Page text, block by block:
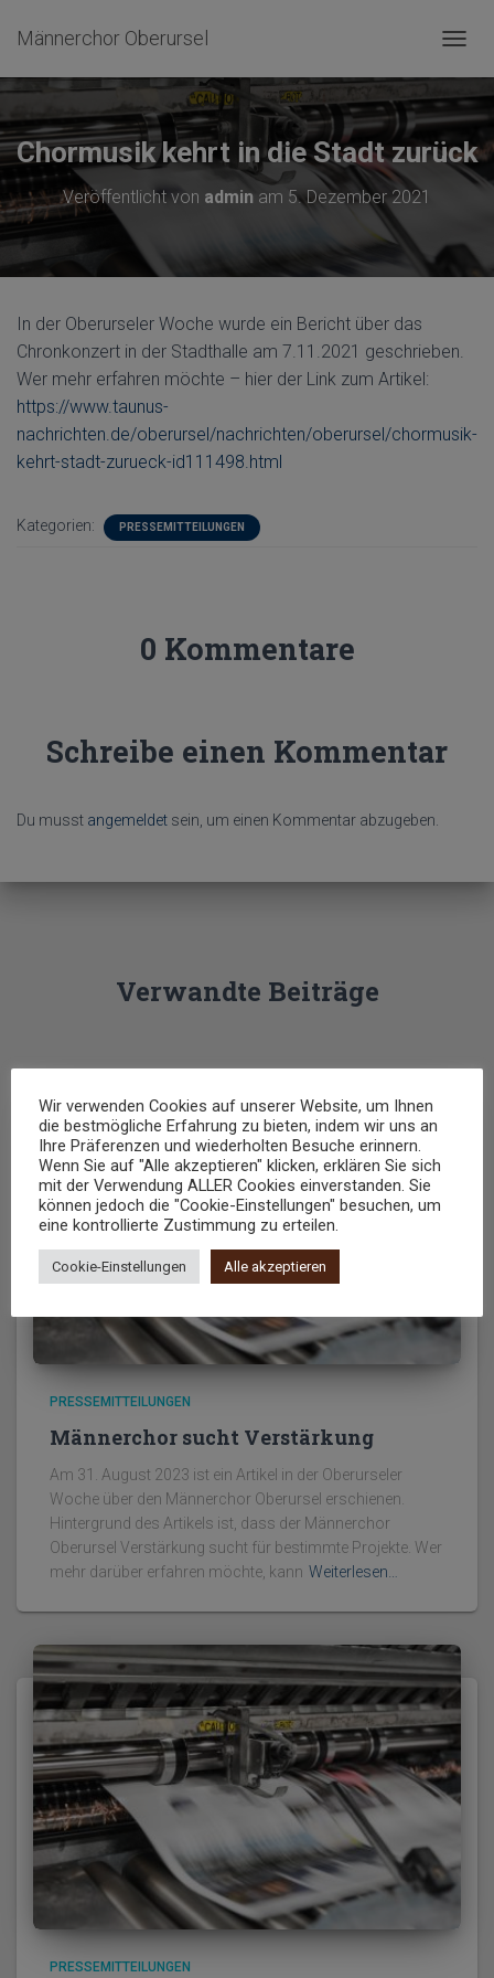
Männerchor Oberursel
A
V
I
A
N
H
E
Chormusik kehrt in die Stadt zurück
Veröffentlicht von admin am 5. Dezember 2021
In der Oberurseler Woche wurde ein Bericht über das
Chronkonzert in der Stadthalle am 7.11.2021 geschrieben.
Wer mehr erfahren möchte – hier der Link zum Artikel:
https://www.taunus-
nachrichten.de/oberursel/nachrichten/oberursel/chormusik-
kehrt-stadt-zurueck-id111498.html
Kategorien: PRESSEMITTEILUNGEN
0 Kommentare
Schreibe einen Kommentar
Du musst angemeldet sein, um einen Kommentar abzugeben.
Verwandte Beiträge
PRESSEMITTEILUNGEN
Männerchor sucht Verstärkung
Am 31. August 2023 ist ein Artikel in der Oberurseler
Woche über den Männerchor Oberursel erschienen.
Hintergrund des Artikels ist, dass der Männerchor
Oberursel Verstärkung sucht für bestimmte Projekte. Wer
mehr darüber erfahren möchte, kann Weiterlesen…
PRESSEMITTEILUNGEN
Wir verwenden Cookies auf unserer Website, um Ihnen
die bestmögliche Erfahrung zu bieten, indem wir uns an
Ihre Präferenzen und wiederholten Besuche erinnern.
Wenn Sie auf "Alle akzeptieren" klicken, erklären Sie sich
mit der Verwendung ALLER Cookies einverstanden. Sie
können jedoch die "Cookie-Einstellungen" besuchen, um
eine kontrollierte Zustimmung zu erteilen.
Cookie-Einstellungen Alle akzeptieren